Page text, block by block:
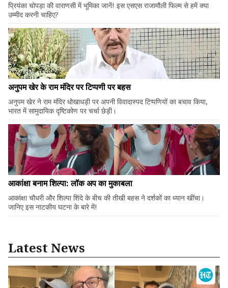
प्रियंका चोपड़ा की वाराणसी में भूमिका जानें! इस एसएस राजामौली फिल्म से हमें क्या
उम्मीद करनी चाहिए?
अनुपम खेर के राम मंदिर पर टिप्पणी पर बहस
अनुपम खेर ने राम मंदिर धोखाधड़ी पर अपनी विवादास्पद टिप्पणियों का बचाव किया,
भारत में सामुदायिक दृष्टिकोण पर चर्चा छेड़ी।
आकांक्षा बनाम शिल्पा: लॉक अप का मुकाबला
आकांक्षा चौधरी और शिल्पा शिंदे के बीच की तीखी बहस ने दर्शकों का ध्यान खींचा।
जानिए इस नाटकीय घटना के बारे में!
Latest News